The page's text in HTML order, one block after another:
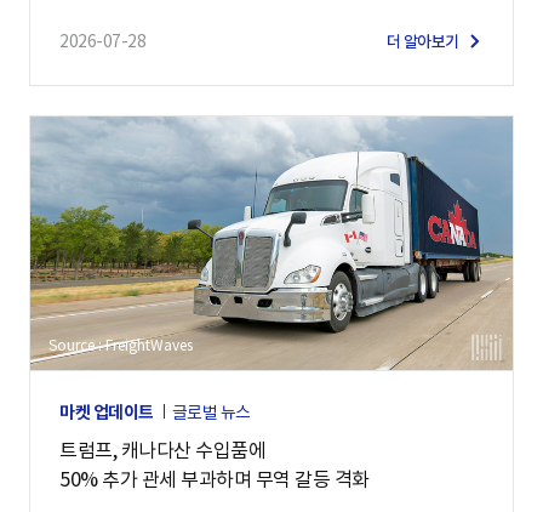
2026-07-28 더 알아보기
Source : FreightWaves
마켓 업데이트 글로벌 뉴스
트럼프, 캐나다산 수입품에
50% 추가 관세 부과하며 무역 갈등 격화